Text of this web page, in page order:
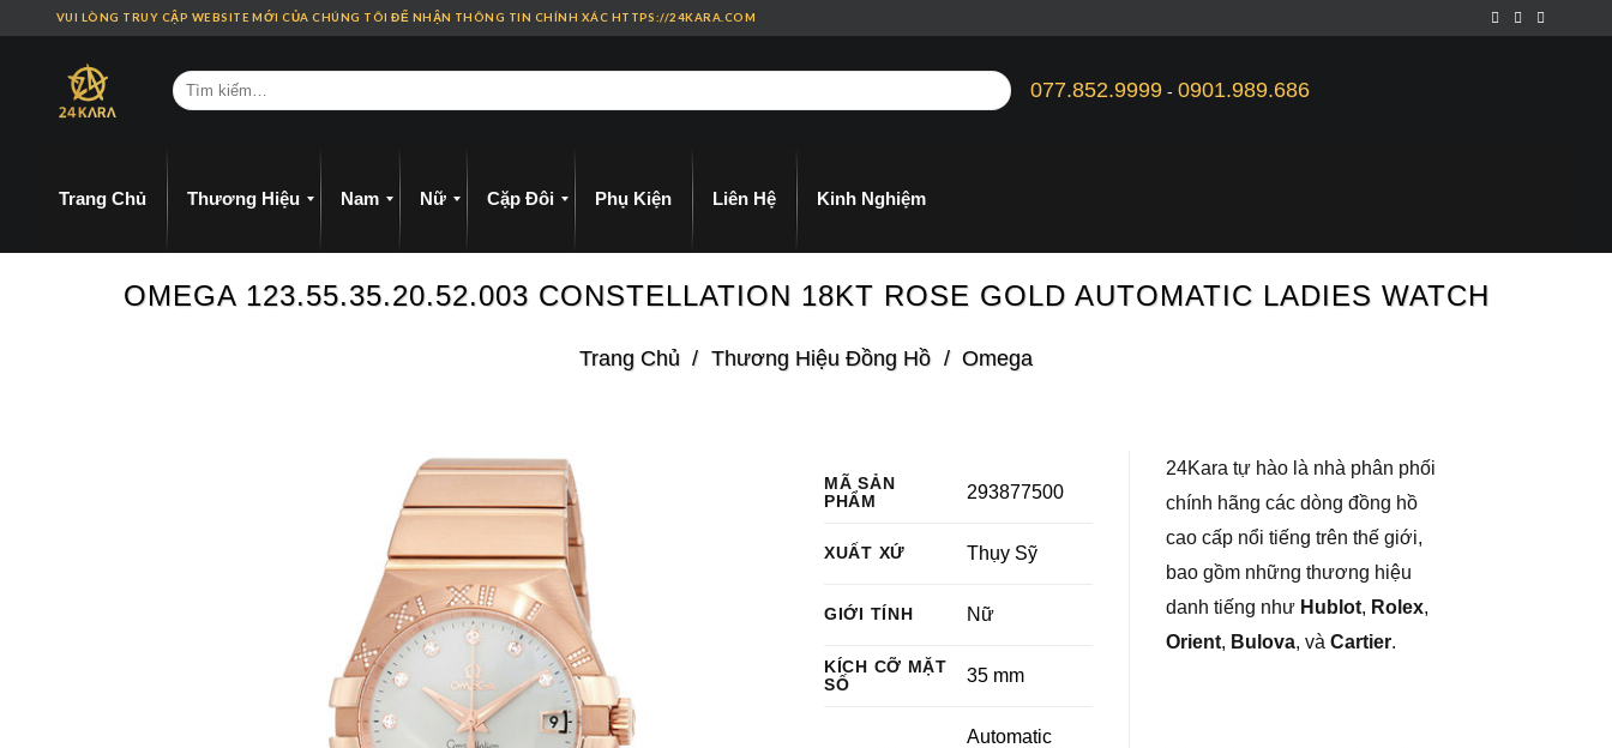
VUI LÒNG TRUY CẬP WEBSITE MỚI CỦA CHÚNG TÔI ĐỂ NHẬN THÔNG TIN CHÍNH XÁC HTTPS://24KARA.COM
077.852.9999- 0901.989.686
Trang Chủ Thương Hiệu Nam Nữ Cặp Đôi Phụ Kiện Liên Hệ Kinh Nghiệm
OMEGA 123.55.35.20.52.003 CONSTELLATION 18KT ROSE GOLD AUTOMATIC LADIES WATCH
Trang Chủ / Thương Hiệu Đồng Hồ / Omega
MÃ SẢN
PHẨM
293877500
XUẤT XỨ Thụy Sỹ
GIỚI TÍNH Nữ
KÍCH CỠ MẶT
SỐ
35 mm
Automatic
24Kara tự hào là nhà phân phối
chính hãng các dòng đồng hồ
cao cấp nổi tiếng trên thế giới,
bao gồm những thương hiệu
danh tiếng như Hublot, Rolex,
Orient, Bulova, và Cartier.